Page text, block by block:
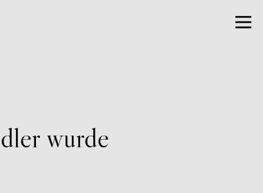
wurde